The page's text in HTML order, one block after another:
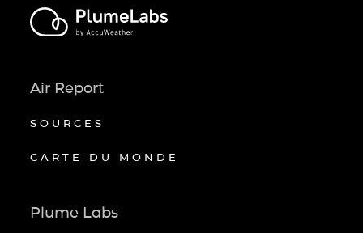
Air Report
SOURCES
CARTE DU MONDE
Plume Labs